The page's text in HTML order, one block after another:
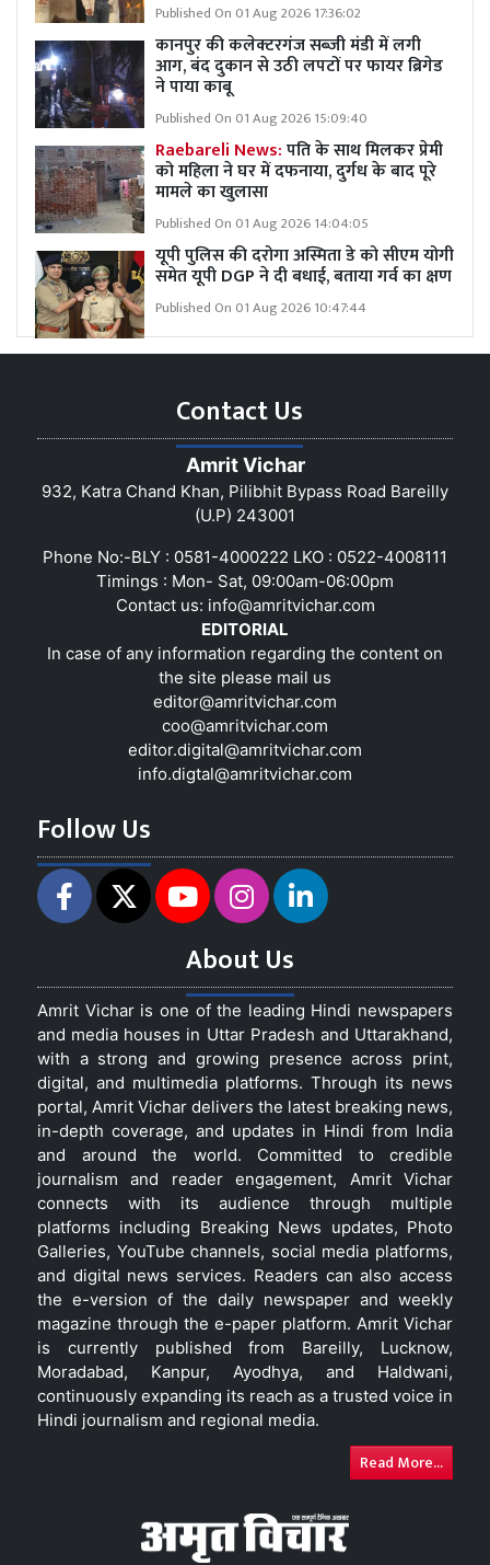
Published On 01 Aug 2026 17:36:02
कानपुर की कलेक्टरगंज सब्जी मंडी में लगी
आग, बंद दुकान से उठी लपटों पर फायर ब्रिगेड
ने पाया काबू
Published On 01 Aug 2026 15:09:40
Raebareli News:पति के साथ मिलकर प्रेमी
को महिला ने घर में दफनाया, दुर्गध के बाद पूरे
मामले का खुलासा
Published On 01 Aug 2026 14:04:05
यूपी पुलिस की दरोगा अस्मिता डे को सीएम योगी
समेत यूपी DGP ने दी बधाई, बताया गर्व का क्षण
Published On 01 Aug 2026 10:47:44
Contact Us
Amrit Vichar
932, Katra Chand Khan, Pilibhit Bypass Road Bareilly
(U.P) 243001
Phone No:-BLY : 0581-4000222 LKO : 0522-4008111
Timings : Mon- Sat, 09:00am-06:00pm
Contact us: info@amritvichar.com
EDITORIAL
In case of any information regarding the content on
the site please mail us
editor@amritvichar.com
coo@amritvichar.com
editor.digital@amritvichar.com
info.digtal@amritvichar.com
Follow Us
About Us
Amrit Vichar is one of the leading Hindi newspapers
and media houses in Uttar Pradesh and Uttarakhand,
with a strong and growing presence across print,
digital, and multimedia platforms. Through its news
portal, Amrit Vichar delivers the latest breaking news,
in-depth coverage, and updates in Hindi from India
and around the world. Committed to credible
journalism and reader engagement, Amrit Vichar
connects with its audience through multiple
platforms including Breaking News updates, Photo
Galleries, YouTube channels, social media platforms,
and digital news services. Readers can also access
the e-version of the daily newspaper and weekly
magazine through the e-paper platform. Amrit Vichar
is currently published from Bareilly, Lucknow,
Moradabad, Kanpur, Ayodhya, and Haldwani,
continuously expanding its reach as a trusted voice in
Hindi journalism and regional media.
Read More...